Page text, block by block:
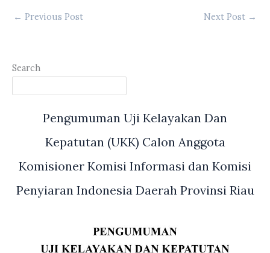
← Previous Post Next Post →
Search
Pengumuman Uji Kelayakan Dan
Kepatutan (UKK) Calon Anggota
Komisioner Komisi Informasi dan Komisi
Penyiaran Indonesia Daerah Provinsi Riau